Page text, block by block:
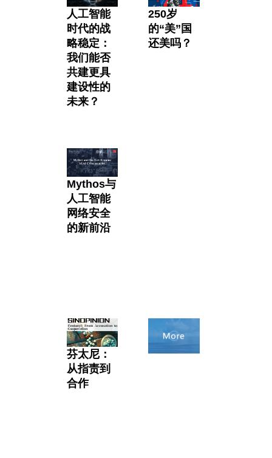
人工智能
时代的战
略稳定：
我们能否
共建更具
建设性的
未来？
250岁
的“美”国
还美吗？
Mythos与
人工智能
网络安全
的新前沿
芬太尼：
从指责到
合作